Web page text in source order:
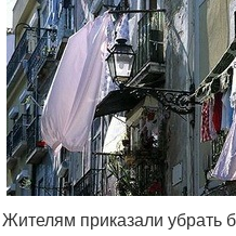
Жителям приказали убрать